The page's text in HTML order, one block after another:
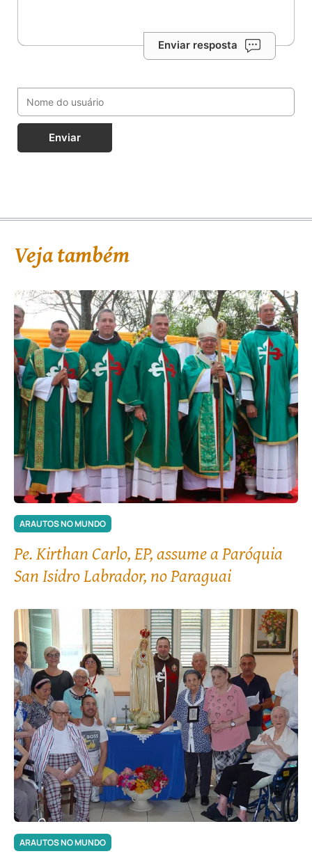
Enviar resposta
Enviar
Veja também
ARAUTOS NO MUNDO
Pe. Kirthan Carlo, EP, assume a Paróquia
San Isidro Labrador, no Paraguai
ARAUTOS NO MUNDO